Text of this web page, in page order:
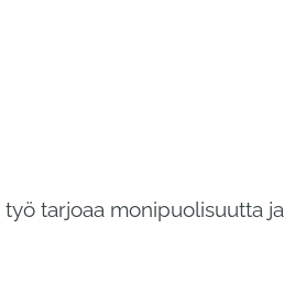
tarjoaa monipuolisuutta ja